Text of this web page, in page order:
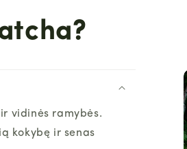
vidinės ramybės.
kokybę ir senas